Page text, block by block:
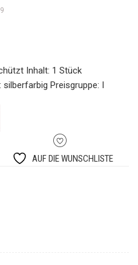
Inhalt: 1 Stück
Preisgruppe: I
AUF DIE WUNSCHLISTE